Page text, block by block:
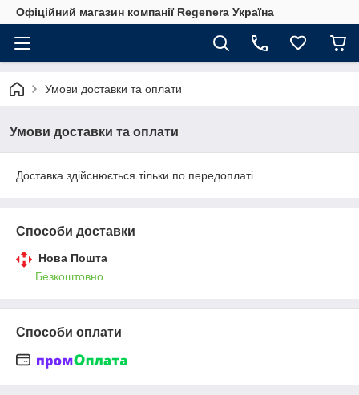
Офіційний магазин компанії Regenera Україна
Умови доставки та оплати
Умови доставки та оплати
Доставка здійснюється тільки по передоплаті.
Способи доставки
Нова Пошта
Безкоштовно
Способи оплати